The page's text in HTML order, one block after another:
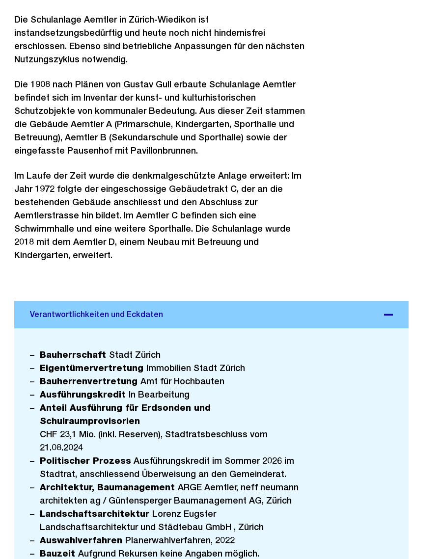
Die Schulanlage Aemtler in Zürich-Wiedikon ist
instandsetzungsbedürftig und heute noch nicht hindernisfrei
erschlossen. Ebenso sind betriebliche Anpassungen für den nächsten
Nutzungszyklus notwendig.
Die 1908 nach Plänen von Gustav Gull erbaute Schulanlage Aemtler
befindet sich im Inventar der kunst- und kulturhistorischen
Schutzobjekte von kommunaler Bedeutung. Aus dieser Zeit stammen
die Gebäude Aemtler A (Primarschule, Kindergarten, Sporthalle und
Betreuung), Aemtler B (Sekundarschule und Sporthalle) sowie der
eingefasste Pausenhof mit Pavillonbrunnen.
Im Laufe der Zeit wurde die denkmalgeschützte Anlage erweitert: Im
Jahr 1972 folgte der eingeschossige Gebäudetrakt C, der an die
bestehenden Gebäude anschliesst und den Abschluss zur
Aemtlerstrasse hin bildet. Im Aemtler C befinden sich eine
Schwimmhalle und eine weitere Sporthalle. Die Schulanlage wurde
2018 mit dem Aemtler D, einem Neubau mit Betreuung und
Kindergarten, erweitert.
Bauherrschaft Stadt Zürich
Eigentümervertretung Immobilien Stadt Zürich
BauherrenvertretungAmt für Hochbauten
Ausführungskredit In Bearbeitung
Anteil Ausführung für Erdsonden und
Schulraumprovisorien
CHF 23,1 Mio. (inkl. Reserven), Stadtratsbeschluss vom
21.08.2024
Politischer Prozess Ausführungskredit im Sommer 2026 im
Stadtrat, anschliessend Überweisung an den Gemeinderat.
Architektur, BaumanagementARGE Aemtler, neff neumann
architekten ag / Güntensperger Baumanagement AG, Zürich
Landschaftsarchitektur Lorenz Eugster
Landschaftsarchitektur und Städtebau GmbH , Zürich
Auswahlverfahren Planerwahlverfahren, 2022
BauzeitAufgrund Rekursen keine Angaben möglich.